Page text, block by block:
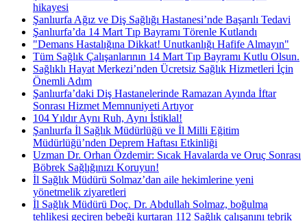
hikayesi
Şanlıurfa Ağız ve Diş Sağlığı Hastanesi’nde Başarılı Tedavi
Şanlıurfa’da 14 Mart Tıp Bayramı Törenle Kutlandı
"Demans Hastalığına Dikkat! Unutkanlığı Hafife Almayın"
Tüm Sağlık Çalışanlarının 14 Mart Tıp Bayramı Kutlu Olsun.
Sağlıklı Hayat Merkezi’nden Ücretsiz Sağlık Hizmetleri İçin
Önemli Adım
Şanlıurfa’daki Diş Hastanelerinde Ramazan Ayında İftar
Sonrası Hizmet Memnuniyeti Artıyor
104 Yıldır Aynı Ruh, Aynı İstiklal!
Şanlıurfa İl Sağlık Müdürlüğü ve İl Milli Eğitim
Müdürlüğü’nden Deprem Haftası Etkinliği
Uzman Dr. Orhan Özdemir: Sıcak Havalarda ve Oruç Sonrası
Böbrek Sağlığınızı Koruyun!
İl Sağlık Müdürü Solmaz’dan aile hekimlerine yeni
yönetmelik ziyaretleri
İl Sağlık Müdürü Doç. Dr. Abdullah Solmaz, boğulma
tehlikesi geçiren bebeği kurtaran 112 Sağlık çalışanını tebrik